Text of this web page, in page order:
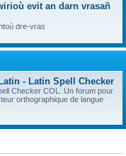
evit an darn vrasañ
dre-vras
- Latin Spell Checker
Checker COL. Un forum pour
orthographique de langue